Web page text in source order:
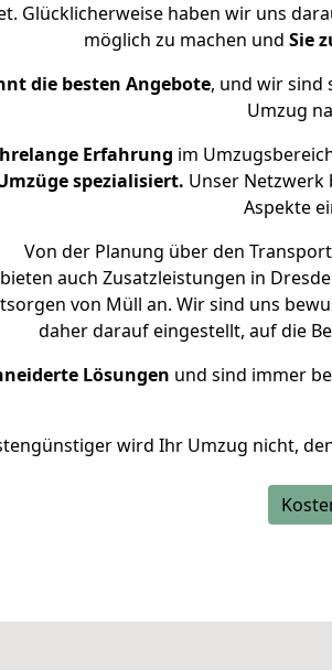
Glücklicherweise haben wir uns
möglich zu machen und Sie
die besten Angebote, und wir sind
Umzug
Erfahrung im
spezialisiert. Unser Netzwerk
Aspekte
Von der Planung über den
auch Zusatzleistungen in
von Müll an. Wir sind uns
daher darauf eingestellt, auf die
Lösungen und sind immer
wird Ihr Umzug nicht,